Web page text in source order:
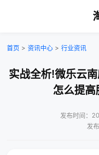
首页 > 资讯中心 > 行业资讯
实战全析!微乐云
怎么提
发布时间：
发